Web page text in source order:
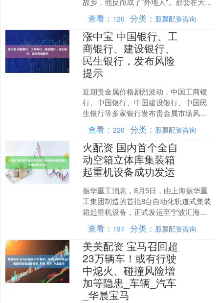
市习得的规矩，在县城里没用了。他很
难融入当地朋....
查看： 120 分类： 股票配资咨询
涨中宝 中国银行、工
商银行、建设银行、
民生银行，发布风险
提示
近期贵金属价格剧烈波动，中国工商银
行、中国银行、中国建设银行、中国民
生银行等多家银行发布贵金属市场风险
提示公告。 公告称，近期国内外贵金属
价格波动进一步加大，建....
查看：220 分类： 股票配资咨询
火配资 国内首个全自
动空箱立体库集装箱
起重机设备成功发运
振华重工消息，8月5日，由上海振华重
工集团制造的首批8台自动化轨道式集装
箱起重机设备，正式发运至宁波汇海通
投资建设的国内首个全自动空箱立体库
项目现场，标志着该项....
查看： 197 分类： 股票配资咨询
美美配资 宝马召回超
23万辆车！或有行驶
中熄火、碰撞风险增
加等隐患_车辆_汽车
_华晨宝马